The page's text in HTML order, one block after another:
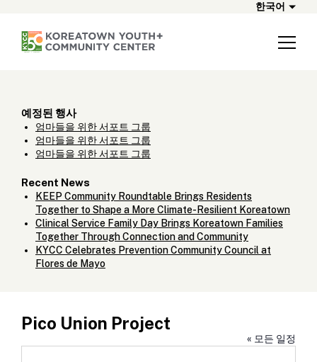
한국어
예정된 행사
엄마들을 위한 서포트 그룹
엄마들을 위한 서포트 그룹
엄마들을 위한 서포트 그룹
Recent News
KEEP Community Roundtable Brings Residents
Together to Shape a More Climate-Resilient Koreatown
Clinical Service Family Day Brings Koreatown Families
Together Through Connection and Community
KYCC Celebrates Prevention Community Council at
Flores de Mayo
Pico Union Project
« 모든 일정